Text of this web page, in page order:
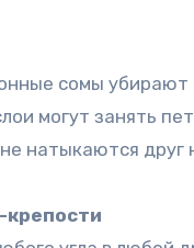
сомы
могут занять
натыкаются друг